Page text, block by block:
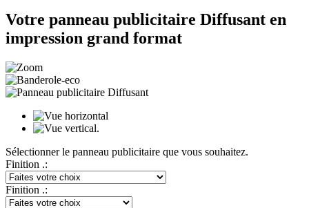
Votre panneau publicitaire Diffusant en
impression grand format
Sélectionner le panneau publicitaire que vous souhaitez.
Finition .:
Finition .: